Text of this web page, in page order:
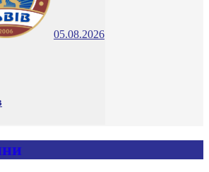
05.08.2026